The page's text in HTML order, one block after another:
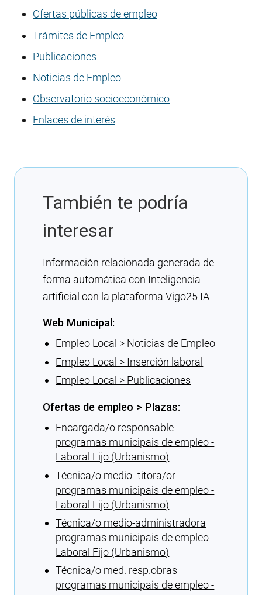
Ofertas públicas de empleo
Trámites de Empleo
Publicaciones
Noticias de Empleo
Observatorio socioeconómico
Enlaces de interés
También te podría
interesar
Información relacionada generada de
forma automática con Inteligencia
artificial con la plataforma Vigo25 IA
Web Municipal:
Empleo Local > Noticias de Empleo
Empleo Local > Inserción laboral
Empleo Local > Publicaciones
Ofertas de empleo > Plazas:
Encargada/o responsable
programas municipais de empleo -
Laboral Fijo (Urbanismo)
Técnica/o medio- titora/or
programas municipais de empleo -
Laboral Fijo (Urbanismo)
Técnica/o medio-administradora
programas municipais de empleo -
Laboral Fijo (Urbanismo)
Técnica/o med. resp.obras
programas municipais de empleo -